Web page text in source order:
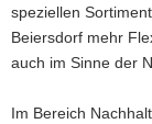
speziellen
Beiersdorf mehr
auch im Sinne der
Im Bereich